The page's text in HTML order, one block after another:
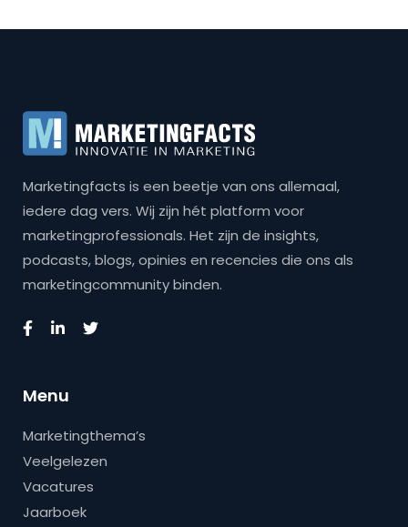
Marketingfacts is een beetje van ons allemaal,
iedere dag vers. Wij zijn hét platform voor
marketingprofessionals. Het zijn de insights,
podcasts, blogs, opinies en recencies die ons als
marketingcommunity binden.
Menu
Marketingthema’s
Veelgelezen
Vacatures
Jaarboek